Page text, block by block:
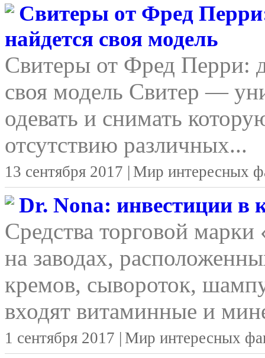
Свитеры от Фред
найдется своя модель
Свитеры от Фред Перри:
своя модель Свитер —
одевать и снимать
отсутствию различных...
13 сентября 2017 | Мир интересных
Dr. Nona: инвестиции в
Средства торговой
на заводах,
кремов, сывороток,
входят витаминные и
1 сентября 2017 | Мир интересных